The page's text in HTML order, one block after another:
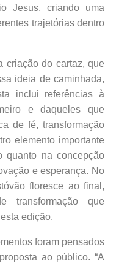
Jesus, criando uma
trajetórias dentro
criação do cartaz, que
ideia de caminhada,
inclui referências à
e daqueles que
de fé, transformação
elemento importante
quanto na concepção
e esperança. No
floresce ao final,
transformação que
edição.
foram pensados
ao público. “A